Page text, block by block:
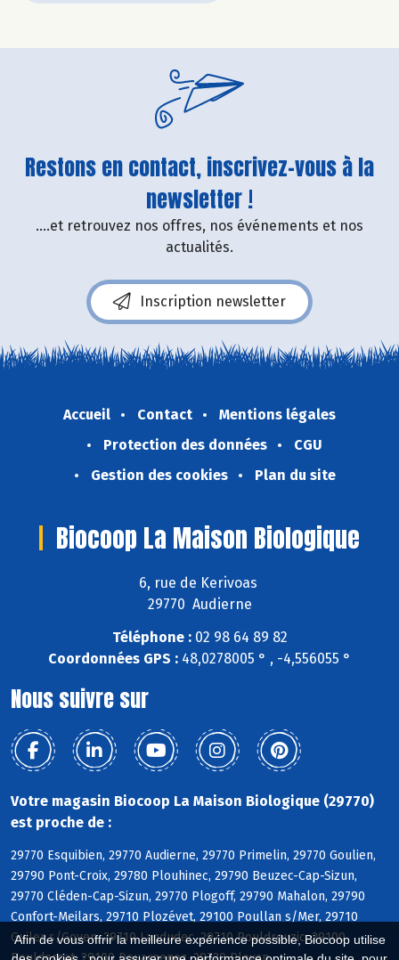
Afin de vous offrir la meilleure expérience possible, Biocoop utilise
Restons en contact, inscrivez-vous à la
newsletter !
....et retrouvez nos offres, nos événements et nos
actualités.
Inscription newsletter
Accueil Contact
Mentions légales
Protection des données
CGU
Gestion des cookies
Plan du site
Biocoop La Maison Biologique
6, rue de Kerivoas
29770 Audierne
Téléphone :02 98 64 89 82
Coordonnées GPS : 48,0278005 ° , -4,556055 °
Nous suivre sur
Votre magasin Biocoop La Maison Biologique (29770)
est proche de :
29770 Esquibien, 29770 Audierne, 29770 Primelin, 29770 Goulien,
29790 Pont-Croix, 29780 Plouhinec, 29790 Beuzec-Cap-Sizun,
29770 Cléden-Cap-Sizun, 29770 Plogoff, 29790 Mahalon, 29790
Confort-Meilars, 29710 Plozévet, 29100 Poullan s/Mer, 29710
Guiler s/Goyen, 29710 Landudec, 29710 Pouldreuzic, 29100